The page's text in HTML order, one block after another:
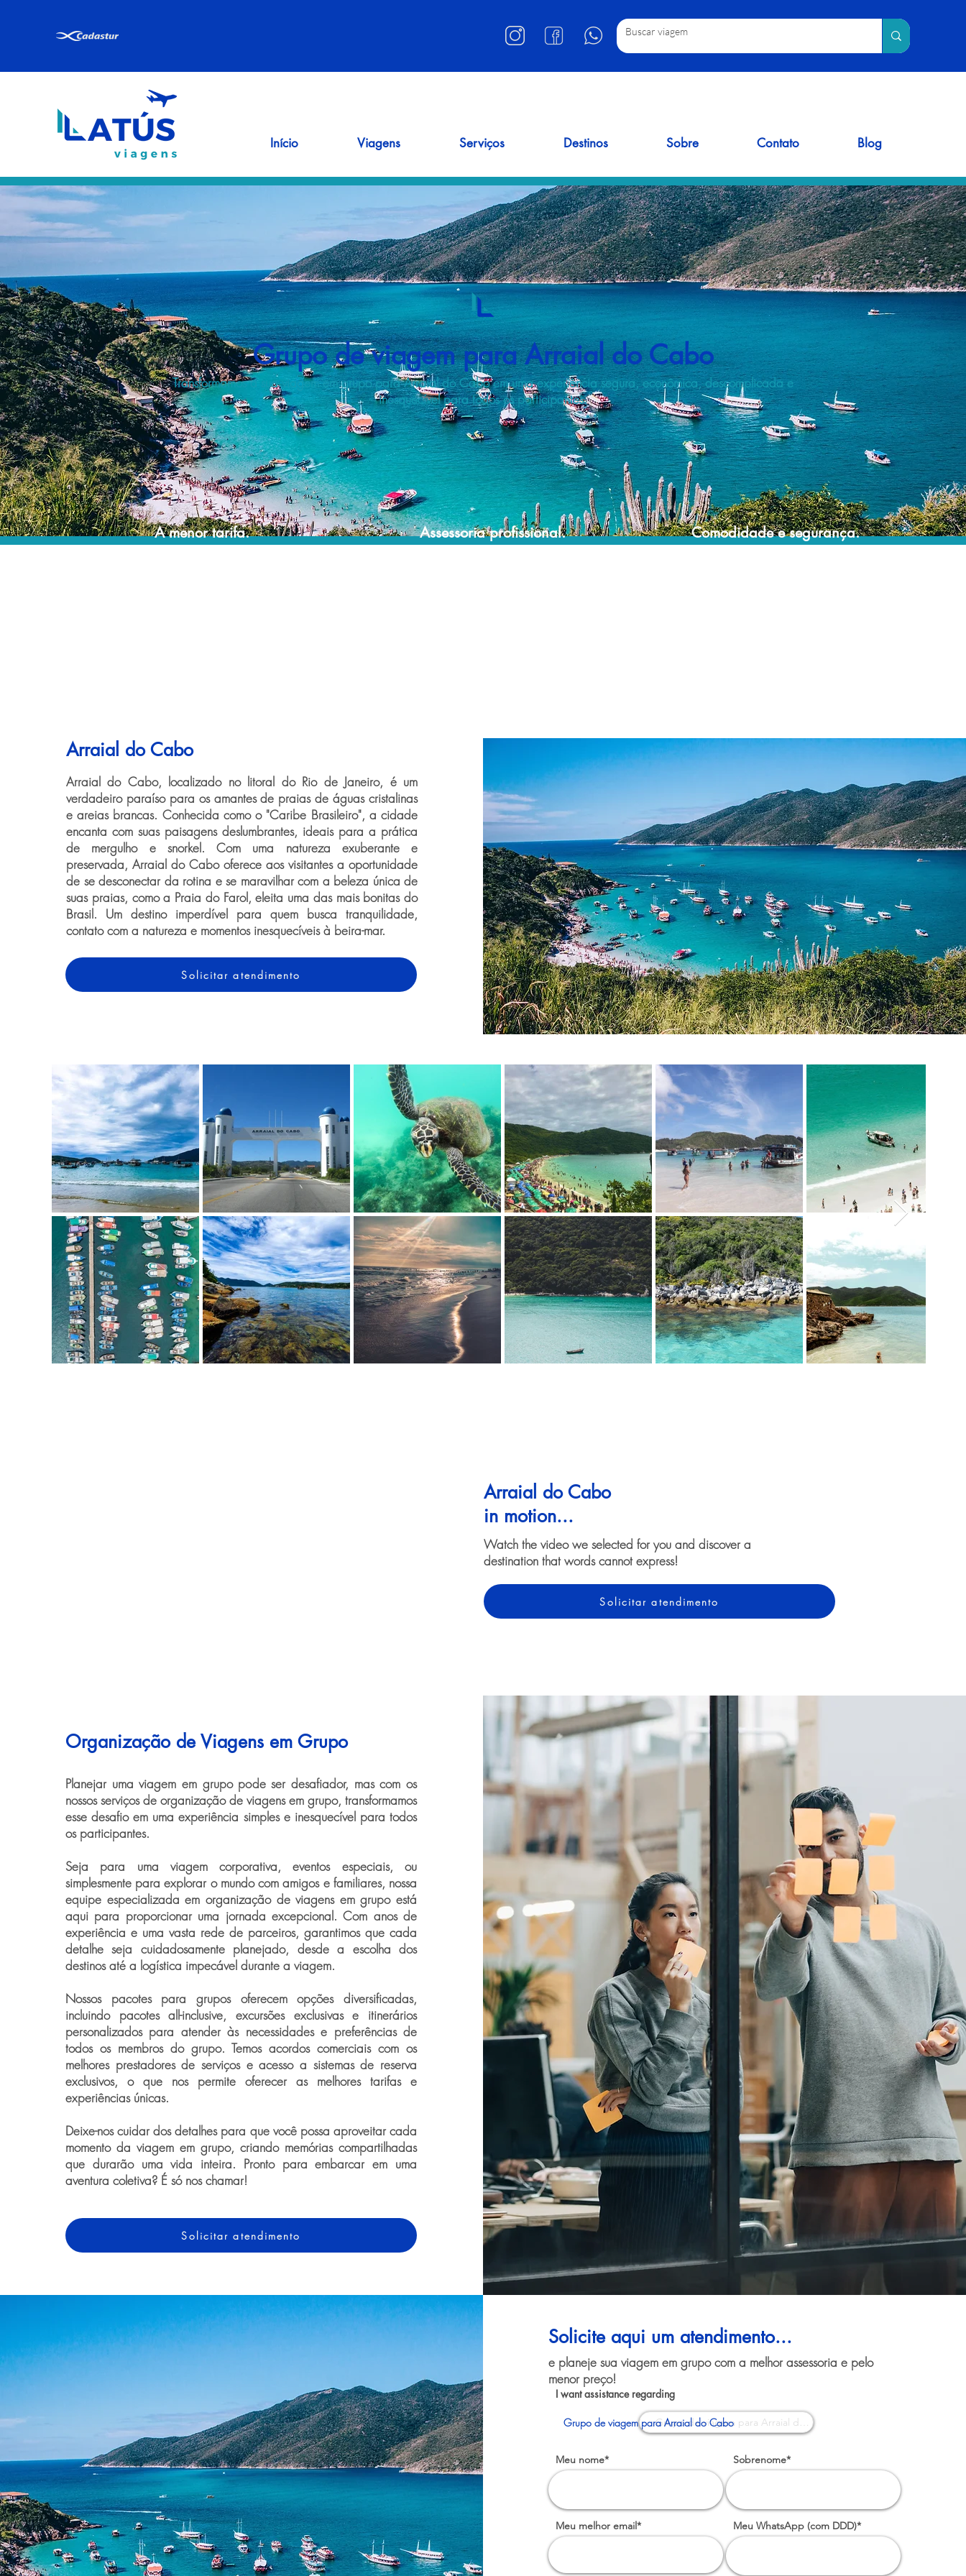
Início Viagens Serviços Destinos Sobre Contato Blog
Grupo de viagem para Arraial do Cabo
Transformamos a sua viagem em grupo para Arraial do Cabo em uma experiência segura, econômica, descomplicada e
inesquecível para todos os participantes.
A menor tarifa. Assessoria profissional. Comodidade e segurança.
Arraial do Cabo
Arraial do Cabo, localizado no litoral do Rio de Janeiro, é um
verdadeiro paraíso para os amantes de praias de águas cristalinas
e areias brancas. Conhecida como o "Caribe Brasileiro", a cidade
encanta com suas paisagens deslumbrantes, ideais para a prática
de mergulho e snorkel. Com uma natureza exuberante e
preservada, Arraial do Cabo oferece aos visitantes a oportunidade
de se desconectar da rotina e se maravilhar com a beleza única de
suas praias, como a Praia do Farol, eleita uma das mais bonitas do
Brasil. Um destino imperdível para quem busca tranquilidade,
contato com a natureza e momentos inesquecíveis à beira-mar.
Solicitar atendimento
Arraial do Cabo
in motion...
Watch the video we selected for you and discover a
destination that words cannot express!
Solicitar atendimento
Organização de Viagens em Grupo
Planejar uma viagem em grupo pode ser desafiador, mas com os
nossos serviços de organização de viagens em grupo, transformamos
esse desafio em uma experiência simples e inesquecível para todos
os participantes.
Seja para uma viagem corporativa, eventos especiais, ou
simplesmente para explorar o mundo com amigos e familiares, nossa
equipe especializada em organização de viagens em grupo está
aqui para proporcionar uma jornada excepcional. Com anos de
experiência e uma vasta rede de parceiros, garantimos que cada
detalhe seja cuidadosamente planejado, desde a escolha dos
destinos até a logística impecável durante a viagem.
Nossos pacotes para grupos oferecem opções diversificadas,
incluindo pacotes all-inclusive, excursões exclusivas e itinerários
personalizados para atender às necessidades e preferências de
todos os membros do grupo. Temos acordos comerciais com os
melhores prestadores de serviços e acesso a sistemas de reserva
exclusivos, o que nos permite oferecer as melhores tarifas e
experiências únicas.
Deixe-nos cuidar dos detalhes para que você possa aproveitar cada
momento da viagem em grupo, criando memórias compartilhadas
que durarão uma vida inteira. Pronto para embarcar em uma
aventura coletiva? É só nos chamar!
Solicitar atendimento
Solicite aqui um atendimento...
e planeje sua viagem em grupo com a melhor assessoria e pelo
menor preço!
I want assistance regarding
Grupo de viagem para Arraial do Cabo
Meu nome* Sobrenome*
Meu melhor email* Meu WhatsApp (com DDD)*